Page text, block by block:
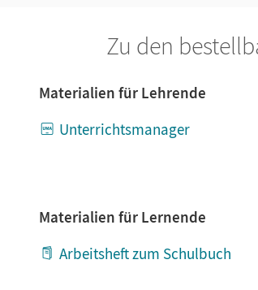
Zu den
Materialien für Lehrende
Unterrichtsmanager
Materialien für Lernende
Arbeitsheft zum Schulbuch